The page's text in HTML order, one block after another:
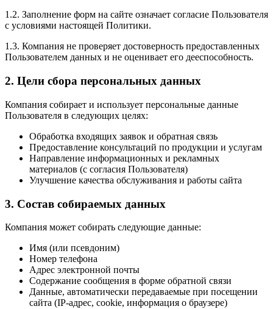
1.2. Заполнение форм на сайте означает согласие Пользователя
с условиями настоящей Политики.
1.3. Компания не проверяет достоверность предоставленных
Пользователем данных и не оценивает его дееспособность.
2. Цели сбора персональных данных
Компания собирает и использует персональные данные
Пользователя в следующих целях:
Обработка входящих заявок и обратная связь
Предоставление консультаций по продукции и услугам
Направление информационных и рекламных
материалов (с согласия Пользователя)
Улучшение качества обслуживания и работы сайта
3. Состав собираемых данных
Компания может собирать следующие данные:
Имя (или псевдоним)
Номер телефона
Адрес электронной почты
Содержание сообщения в форме обратной связи
Данные, автоматически передаваемые при посещении
сайта (IP-адрес, cookie, информация о браузере)